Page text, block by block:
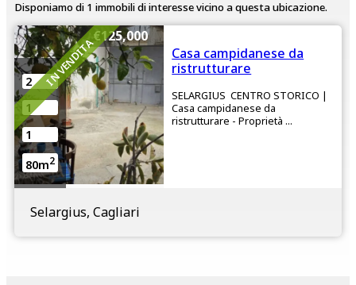
Disponiamo di 1 immobili di interesse vicino a questa ubicazione.
IN VENDITA€125,000
2
1
1
80m2
Casa campidanese da
ristrutturare
SELARGIUS CENTRO STORICO |
Casa campidanese da
ristrutturare - Proprietà ...
Selargius, Cagliari